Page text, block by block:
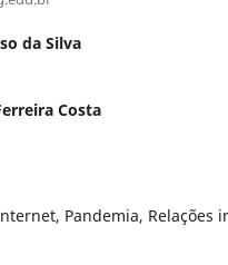
da Silva
Costa
Pandemia, Relações